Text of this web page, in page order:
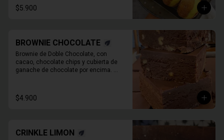
*Fotos pueden ser referenciales
$5.900
BROWNIE CHOCOLATE
Brownie de Doble Chocolate, con
cacao, chocolate chips y cubierta de
ganache de chocolate por encima.
$4.900
CRINKLE LIMON